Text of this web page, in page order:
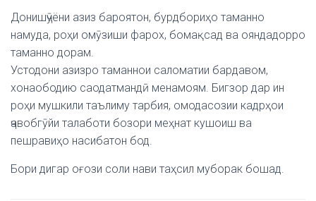
Донишҷӯёни азиз бароятон, бурдбориҳо таманно
намуда, роҳи омӯзиши фарох, бомақсад ва ояндадорро
таманно дорам.
Устодони азизро таманнои саломатии бардавом,
хонаободию саодатмандӣ менамоям. Бигзор дар ин
роҳи мушкили таълиму тарбия, омодасозии кадрҳои
ҷавобгӯйи талаботи бозори меҳнат кушоиш ва
пешравиҳо насибатон бод.
Бори дигар оғози соли нави таҳсил муборак бошад.